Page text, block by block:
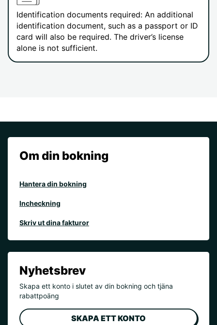
Identification documents required: An additional
identification document, such as a passport or ID
card will also be required. The driver’s license
alone is not sufficient.
Om din bokning
Hantera din bokning
Incheckning
Skriv ut dina fakturor
Nyhetsbrev
Skapa ett konto i slutet av din bokning och tjäna
rabattpoäng
SKAPA ETT KONTO